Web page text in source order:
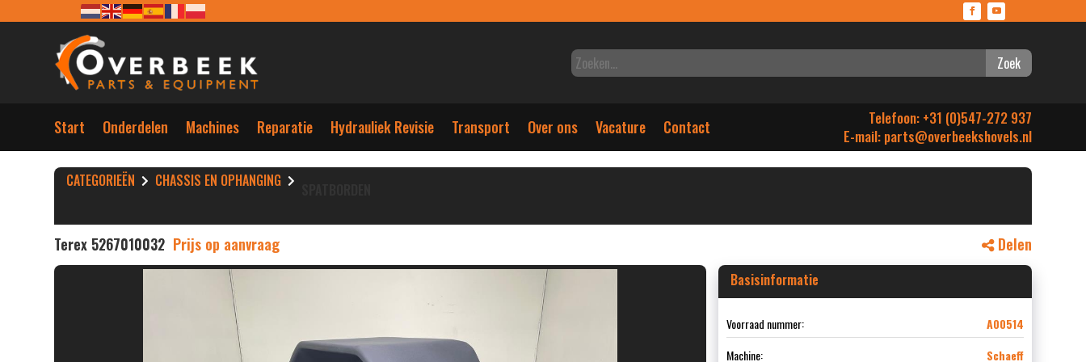
Zoek
Start Onderdelen Machines Reparatie Hydrauliek Revisie Transport Over ons Vacature Contact
Telefoon: +31 (0)547-272 937
E-mail: parts@overbeekshovels.nl
CATEGORIEËN CHASSIS EN OPHANGING
Terex 5267010032 Prijs op aanvraag Delen
Basisinformatie
Voorraad nummer:
A00514
Machine:
Schaeff